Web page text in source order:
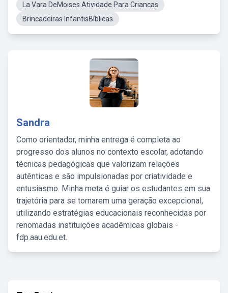
La Vara DeMoises Atividade Para Criancas
Brincadeiras InfantisBíblicas
Sandra
Como orientador, minha entrega é completa ao
progresso dos alunos no contexto escolar, adotando
técnicas pedagógicas que valorizam relações
autênticas e são impulsionadas por criatividade e
entusiasmo. Minha meta é guiar os estudantes em sua
trajetória para se tornarem uma geração excepcional,
utilizando estratégias educacionais reconhecidas por
renomadas instituições acadêmicas globais -
fdp.aau.edu.et.